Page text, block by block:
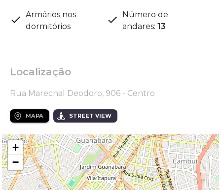
Armários nos
dormitórios
Número de
andares: 13
Localização
Rua Marechal Deodoro, 906 - Centro
MAPA STREET VIEW
+
−